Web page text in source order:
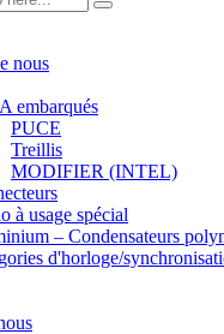
nous
embarqués
PUCE
Treillis
MODIFIER (INTEL)
à usage spécial
– Condensateurs
d'horloge/